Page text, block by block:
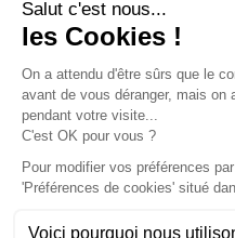
Maison & Beauté : Informations
À propos de nous
Conditions générales de
Plan du site
Contactez-nous
Inscrivez-vous